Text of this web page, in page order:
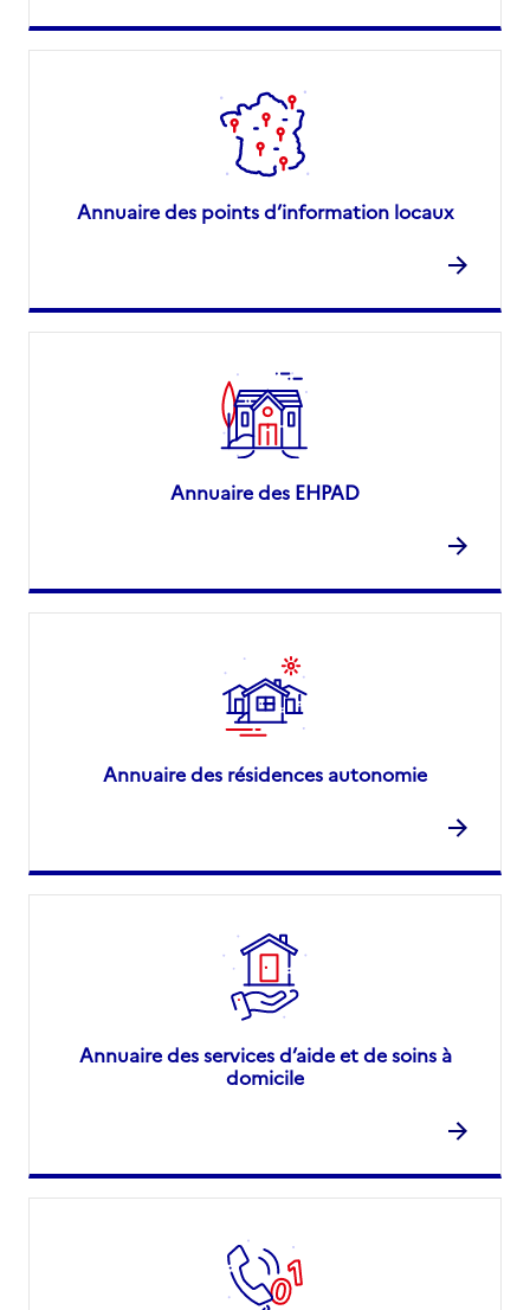
Annuaire des points d’information locaux
Annuaire des EHPAD
Annuaire des résidences autonomie
Annuaire des services d’aide et de soins à
domicile